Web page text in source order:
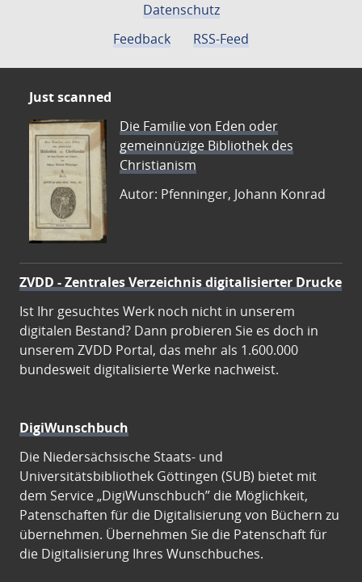
Datenschutz
Feedback
RSS-Feed
Just scanned
Die Familie von Eden oder
gemeinnüzige Bibliothek des
Christianism
Autor: Pfenninger, Johann Konrad
ZVDD - Zentrales Verzeichnis digitalisierter Drucke
Ist Ihr gesuchtes Werk noch nicht in unserem
digitalen Bestand? Dann probieren Sie es doch in
unserem ZVDD Portal, das mehr als 1.600.000
bundesweit digitalisierte Werke nachweist.
DigiWunschbuch
Die Niedersächsische Staats- und
Universitätsbibliothek Göttingen (SUB) bietet mit
dem Service „DigiWunschbuch” die Möglichkeit,
Patenschaften für die Digitalisierung von Büchern zu
übernehmen. Übernehmen Sie die Patenschaft für
die Digitalisierung Ihres Wunschbuches.